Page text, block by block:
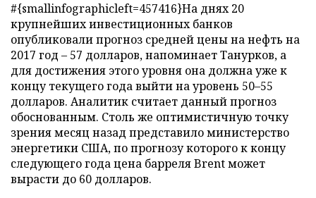
#{smallinfographicleft=457416}На днях 20
крупнейших инвестиционных банков
опубликовали прогноз средней цены на нефть на
2017 год – 57 долларов, напоминает Танурков, а
для достижения этого уровня она должна уже к
концу текущего года выйти на уровень 50–55
долларов. Аналитик считает данный прогноз
обоснованным. Столь же оптимистичную точку
зрения месяц назад представило министерство
энергетики США, по прогнозу которого к концу
следующего года цена барреля Brent может
вырасти до 60 долларов.